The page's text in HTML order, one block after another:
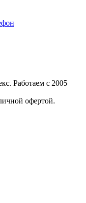
Работаем с 2005
офертой.